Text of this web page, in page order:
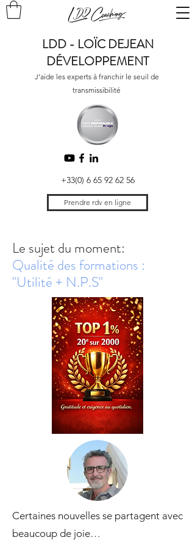
Prendre rdv en ligne
+33(0) 6 65 92 62 56
LDD - LOÏC DEJEAN
DÉVELOPPEMENT
J’aide les experts à franchir le seuil de
transmissibilité
Le sujet du moment:
Qualité des formations :
"Utilité + N.P.S"
Certaines nouvelles se partagent avec
beaucoup de joie…